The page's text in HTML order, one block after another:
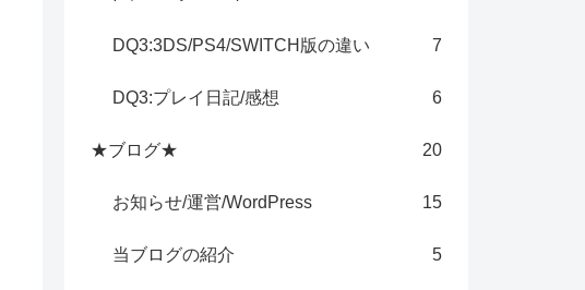
DQ3:3DS/PS4/SWITCH版の違い 7
DQ3:プレイ日記/感想 6
★ブログ★ 20
お知らせ/運営/WordPress 15
当ブログの紹介 5